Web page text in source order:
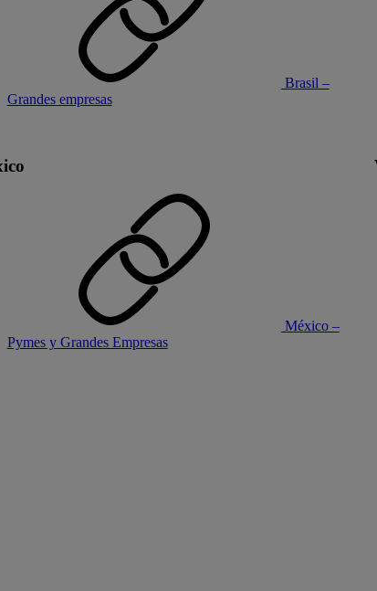
Brasil –
Grandes empresas
México –
Pymes y Grandes Empresas